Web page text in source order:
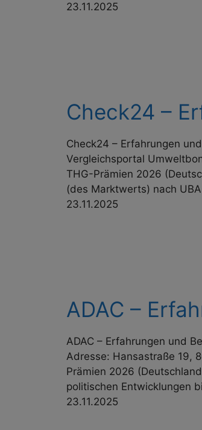
23.11.2025
Check24 –
Check24 – Erfahrungen
Vergleichsportal
THG-Prämien 2026
(des Marktwerts) nach
23.11.2025
ADAC –
ADAC – Erfahrungen und
Adresse: Hansastraße 19,
Prämien 2026
politischen Entwicklungen
23.11.2025